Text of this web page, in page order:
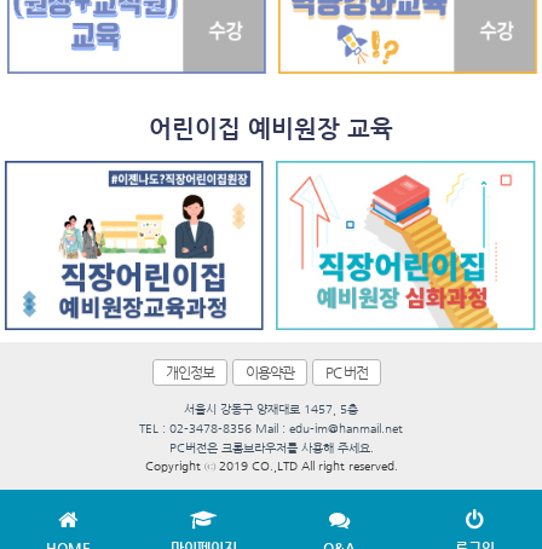
어린이집 예비원장 교육
개인정보 이용약관 PC 버전
서울시 강동구 양재대로 1457, 5층
TEL : 02-3478-8356 Mail : edu-im@hanmail.net
PC버전은 크롬브라우저를 사용해 주세요.
Copyright ⓒ 2019 CO.,LTD All right reserved.